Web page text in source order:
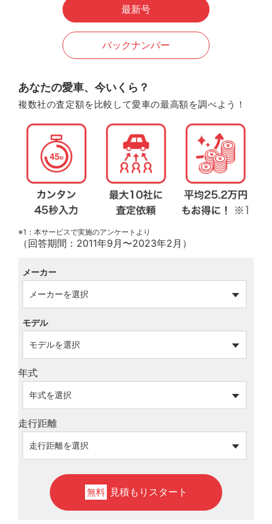
最新号
バックナンバー
あなたの愛車、今いくら？
複数社の査定額を比較して愛車の最高額を調べよう！
※1：本サービスで実施のアンケートより
（回答期間：2011年9月〜2023年2月）
メーカー
モデル
年式
走行距離
無料 見積もりスタート